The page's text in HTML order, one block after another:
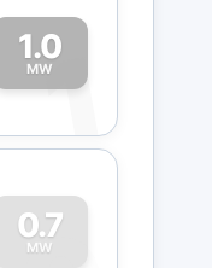
1.0
MW
1
0.7
MW